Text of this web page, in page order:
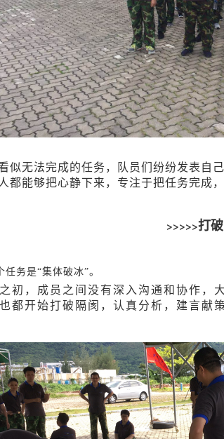
似无法完成的任务，队员们纷纷发表自
都能够把心静下来，专注于把任务完成
>>>>>打
任务是“集体破冰”。
初，成员之间没有深入沟通和协作，
都开始打破隔阂，认真分析，建言献